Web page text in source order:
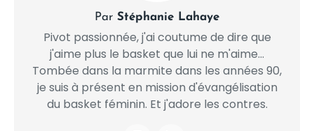
Par Stéphanie Lahaye
Pivot passionnée, j'ai coutume de dire que
j'aime plus le basket que lui ne m'aime...
Tombée dans la marmite dans les années 90,
je suis à présent en mission d'évangélisation
du basket féminin. Et j'adore les contres.